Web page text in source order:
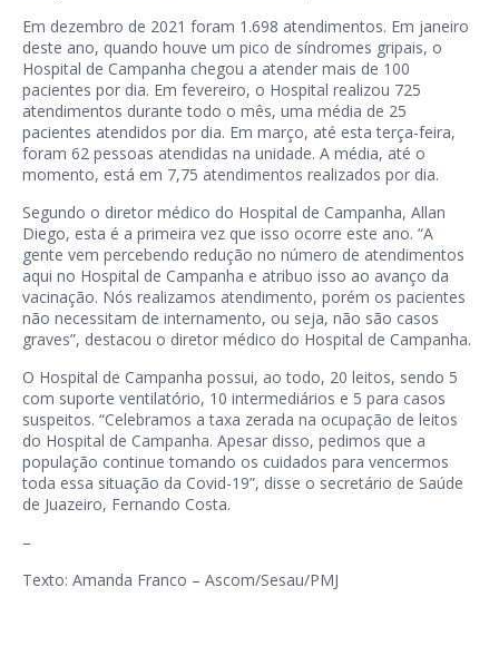
Em dezembro de 2021 foram 1.698 atendimentos. Em janeiro
deste ano, quando houve um pico de síndromes gripais, o
Hospital de Campanha chegou a atender mais de 100
pacientes por dia. Em fevereiro, o Hospital realizou 725
atendimentos durante todo o mês, uma média de 25
pacientes atendidos por dia. Em março, até esta terça-feira,
foram 62 pessoas atendidas na unidade. A média, até o
momento, está em 7,75 atendimentos realizados por dia.
Segundo o diretor médico do Hospital de Campanha, Allan
Diego, esta é a primeira vez que isso ocorre este ano. “A
gente vem percebendo redução no número de atendimentos
aqui no Hospital de Campanha e atribuo isso ao avanço da
vacinação. Nós realizamos atendimento, porém os pacientes
não necessitam de internamento, ou seja, não são casos
graves”, destacou o diretor médico do Hospital de Campanha.
O Hospital de Campanha possui, ao todo, 20 leitos, sendo 5
com suporte ventilatório, 10 intermediários e 5 para casos
suspeitos. “Celebramos a taxa zerada na ocupação de leitos
do Hospital de Campanha. Apesar disso, pedimos que a
população continue tomando os cuidados para vencermos
toda essa situação da Covid-19”, disse o secretário de Saúde
de Juazeiro, Fernando Costa.
–
Texto: Amanda Franco – Ascom/Sesau/PMJ